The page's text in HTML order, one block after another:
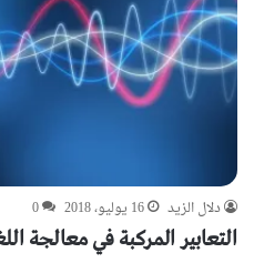
دلال الزيد 16 يوليو، 2018 0
التعابير المركبة في معالجة